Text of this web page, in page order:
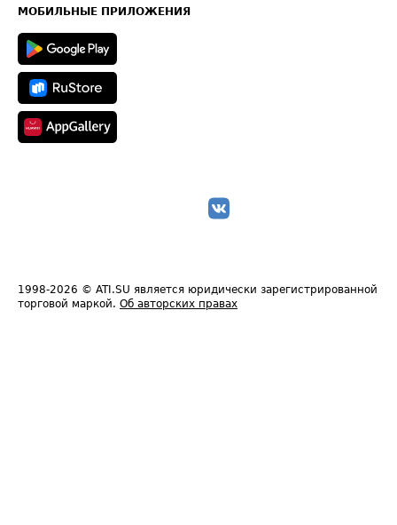
Техническая информация
МОБИЛЬНЫЕ ПРИЛОЖЕНИЯ
1998-2026 © ATI.SU является юридически зарегистрированной
торговой маркой. Об авторских правах